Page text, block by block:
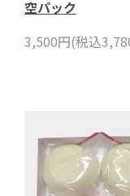
空パック
3,500円(税込